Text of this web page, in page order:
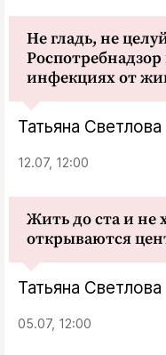
Не гладь, не
инфекциях от
Татьяна Светлова
12.07, 12:00
Жить до ста и не
открываются
Татьяна Светлова
05.07, 12:00